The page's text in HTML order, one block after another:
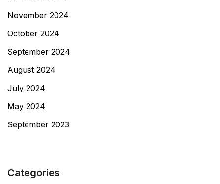
November 2024
October 2024
September 2024
August 2024
July 2024
May 2024
September 2023
Categories